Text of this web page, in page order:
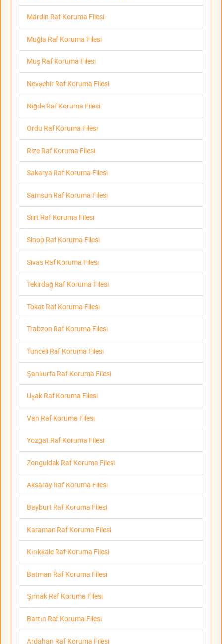
Mardin Raf Koruma Filesi
Muğla Raf Koruma Filesi
Muş Raf Koruma Filesi
Nevşehir Raf Koruma Filesi
Niğde Raf Koruma Filesi
Ordu Raf Koruma Filesi
Rize Raf Koruma Filesi
Sakarya Raf Koruma Filesi
Samsun Raf Koruma Filesi
Siirt Raf Koruma Filesi
Sinop Raf Koruma Filesi
Sivas Raf Koruma Filesi
Tekirdağ Raf Koruma Filesi
Tokat Raf Koruma Filesi
Trabzon Raf Koruma Filesi
Tunceli Raf Koruma Filesi
Şanlıurfa Raf Koruma Filesi
Uşak Raf Koruma Filesi
Van Raf Koruma Filesi
Yozgat Raf Koruma Filesi
Zonguldak Raf Koruma Filesi
Aksaray Raf Koruma Filesi
Bayburt Raf Koruma Filesi
Karaman Raf Koruma Filesi
Kırıkkale Raf Koruma Filesi
Batman Raf Koruma Filesi
Şırnak Raf Koruma Filesi
Bartın Raf Koruma Filesi
Ardahan Raf Koruma Filesi